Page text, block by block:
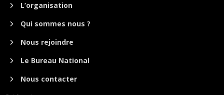
L’organisation
Qui sommes nous ?
Nous rejoindre
Le Bureau National
Nous contacter